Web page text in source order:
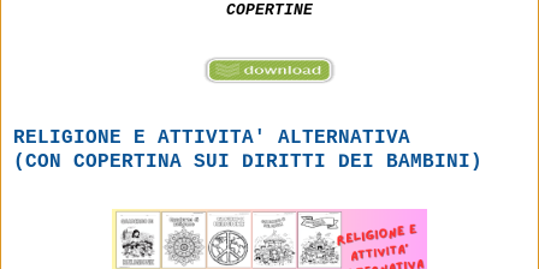
COPERTINE
RELIGIONE E ATTIVITA' ALTERNATIVA
(CON COPERTINA SUI DIRITTI DEI BAMBINI)